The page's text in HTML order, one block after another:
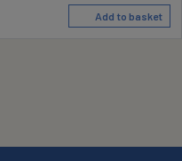
Add to basket